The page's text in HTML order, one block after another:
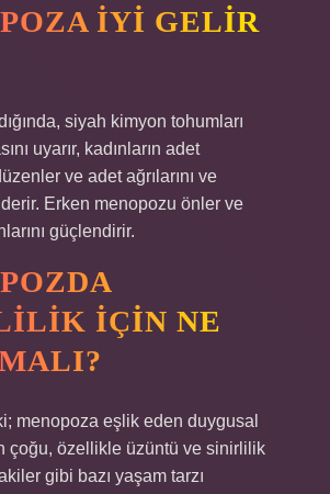
IYI GELIR
siyah kimyon tohumları
uyarır, kadınların adet
ve adet ağrılarını ve
Erken menopozu önler ve
güçlendirir.
IÇIN NE
menopoza eşlik eden duygusal
çoğu, özellikle üzüntü ve sinirlilik
gibi bazı yaşam tarzı